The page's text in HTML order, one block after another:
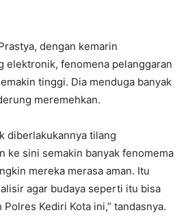
dengan kemarin
elektronik, fenomena pelanggaran
tinggi. Dia menduga banyak
meremehkan.
diberlakukannya tilang
ke sini semakin banyak fenomema
mereka merasa aman. Itu
agar budaya seperti itu bisa
Kediri Kota ini,” tandasnya.